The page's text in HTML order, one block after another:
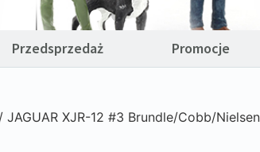
Przedsprzedaż Promocje
XJR-12 #3 Brundle/Cobb/